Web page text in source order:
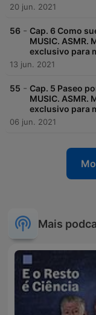
20 jun. 2021
56 - Cap. 6 Como
MUSIC. ASMR.
exclusivo para
13 jun. 2021
55 - Cap. 5 Paseo
MUSIC. ASMR.
exclusivo para
06 jun. 2021
Mais